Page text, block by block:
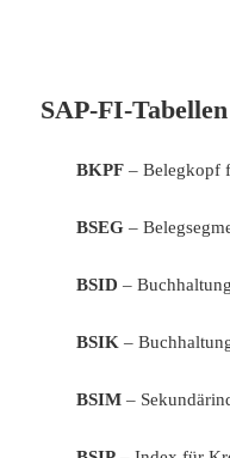
SAP-FI-
BKPF – Belegkopf
BSEG –
BSID –
BSIK –
BSIM –